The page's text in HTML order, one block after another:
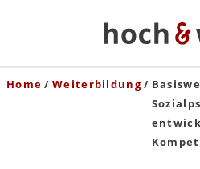
Home Weiterbildung